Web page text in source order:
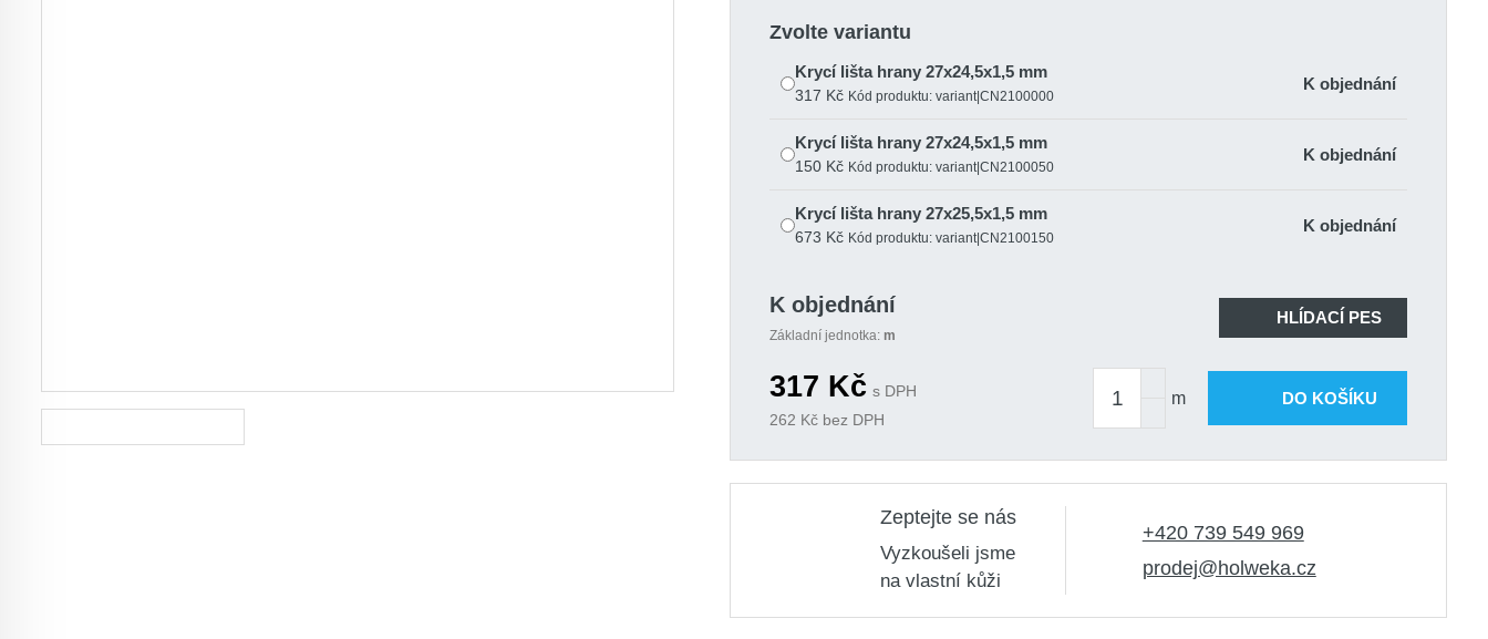
Zvolte variantu
Krycí lišta hrany 27x24,5x1,5 mm
317 Kč Kód produktu: variant|CN2100000
K objednání
Krycí lišta hrany 27x24,5x1,5 mm
150 Kč Kód produktu: variant|CN2100050
K objednání
Krycí lišta hrany 27x25,5x1,5 mm
673 Kč Kód produktu: variant|CN2100150
K objednání
K objednání
Základní jednotka: m
HLÍDACÍ PES
317 Kč s DPH
262 Kč bez DPH
m DO KOŠÍKU
Zeptejte se nás
Vyzkoušeli jsme
na vlastní kůži
+420 739 549 969
prodej@holweka.cz